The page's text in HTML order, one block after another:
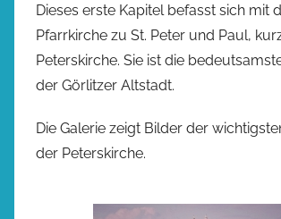
Dieses erste Kapitel befasst sich mit
Pfarrkirche zu St. Peter und Paul,
Peterskirche. Sie ist die
der Görlitzer Altstadt.
Die Galerie zeigt Bilder der
der Peterskirche.